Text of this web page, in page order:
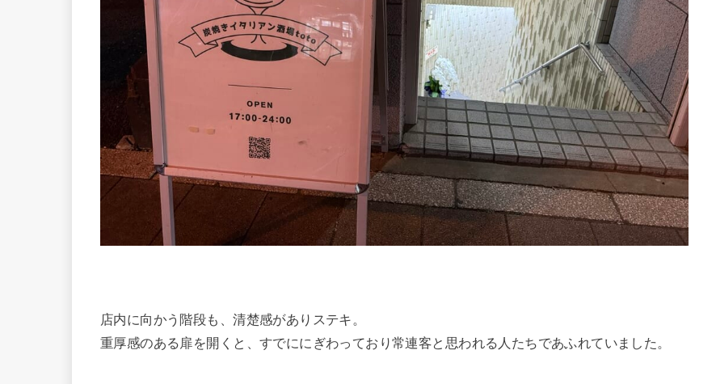
店内に向かう階段も、清楚感がありステキ。
重厚感のある扉を開くと、すでににぎわっており常連客と思われる人たちであふれていました。